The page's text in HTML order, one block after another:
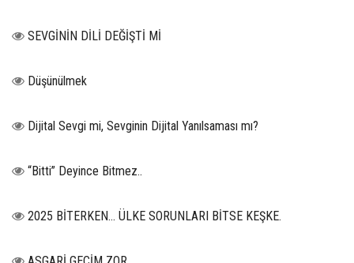
SEVGİNİN DİLİ DEĞİŞTİ Mİ
Düşünülmek
Dijital Sevgi mi, Sevginin Dijital Yanılsaması mı?
“Bitti” Deyince Bitmez..
2025 BİTERKEN… ÜLKE SORUNLARI BİTSE KEŞKE.